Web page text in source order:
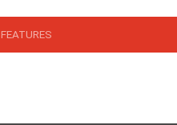
FEATURES